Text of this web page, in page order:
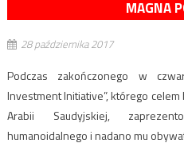
MAGNA
28 października 2017
Podczas zakończonego w
Investment Initiative”, którego
Arabii Saudyjskiej,
humanoidalnego i nadano mu